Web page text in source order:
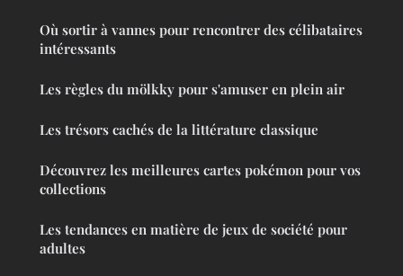
Où sortir à vannes pour rencontrer des célibataires
intéressants
Les règles du mölkky pour s'amuser en plein air
Les trésors cachés de la littérature classique
Découvrez les meilleures cartes pokémon pour vos
collections
Les tendances en matière de jeux de société pour
adultes